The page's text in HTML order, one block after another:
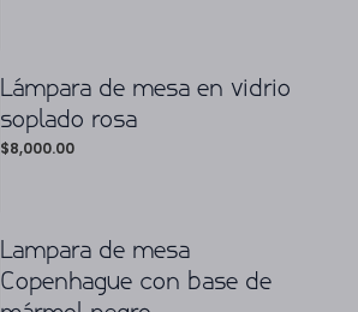
Lámpara de mesa en vidrio
soplado rosa
$8,000.00
Lampara de mesa
Copenhague con base de